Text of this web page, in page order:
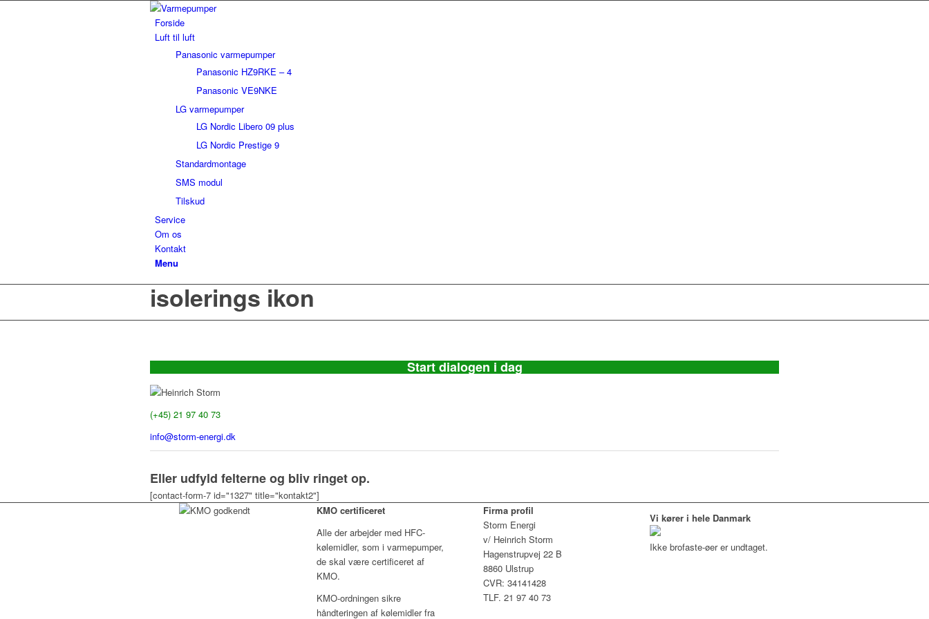
Forside
Luft til luft
Panasonic varmepumper
Panasonic HZ9RKE – 4
Panasonic VE9NKE
LG varmepumper
LG Nordic Libero 09 plus
LG Nordic Prestige 9
Standardmontage
SMS modul
Tilskud
Service
Om os
Kontakt
Menu
isolerings ikon
Start dialogen i dag
Heinrich Storm
(+45) 21 97 40 73
info@storm-energi.dk
Eller udfyld felterne og bliv ringet op.
[contact-form-7 id="1327" title="kontakt2"]
KMO certificeret
Alle der arbejder med HFC-
kølemidler, som i varmepumper,
de skal være certificeret af
KMO.
KMO-ordningen sikre
håndteringen af kølemidler fra
Firma profil
Storm Energi
v/ Heinrich Storm
Hagenstrupvej 22 B
8860 Ulstrup
CVR: 34141428
TLF. 21 97 40 73
Vi kører i hele Danmark
Ikke brofaste-øer er undtaget.